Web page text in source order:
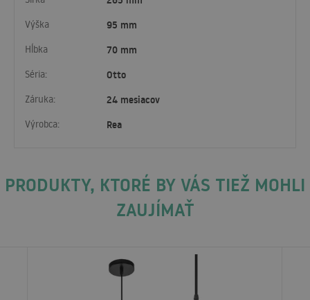
Výška 95 mm
Hĺbka 70 mm
Séria: Otto
Záruka: 24 mesiacov
Výrobca: Rea
PRODUKTY, KTORÉ BY VÁS TIEŽ MOHLI
ZAUJÍMAŤ